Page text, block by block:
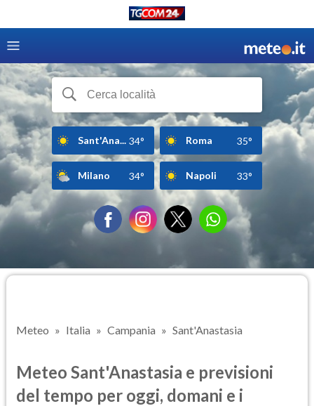
Sant'Ana... 34° Roma 35°
Milano 34° Napoli 33°
Meteo Italia Campania Sant'Anastasia
Meteo Sant'Anastasia e previsioni
del tempo per oggi, domani e i